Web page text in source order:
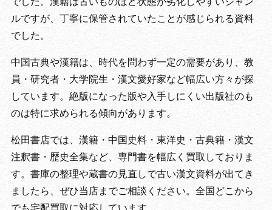
ルですが、丁寧に保管されていたことが感じられる資料
でした。
中国古典や漢籍は、時代を問わず一定の需要があり、教
員・研究者・大学院生・漢文愛好家など幅広い方々が探
しています。絶版になった版や入手しにくい出版社のも
のは特に求められる傾向があります。
松田書店では、漢籍・中国史料・東洋史・古典籍・漢文
注釈書・歴史全集など、専門書を幅広く買取しておりま
す。書庫の整理や蔵書の見直しで古い漢文資料が出てき
ましたら、ぜひ当店までご相談ください。全国どこから
でも宅配買取に対応しています。